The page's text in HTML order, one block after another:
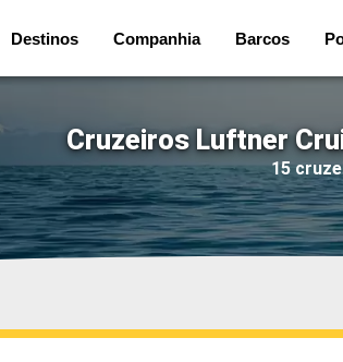
Destinos Companhia Barcos
Cruzeiros Luftner
15